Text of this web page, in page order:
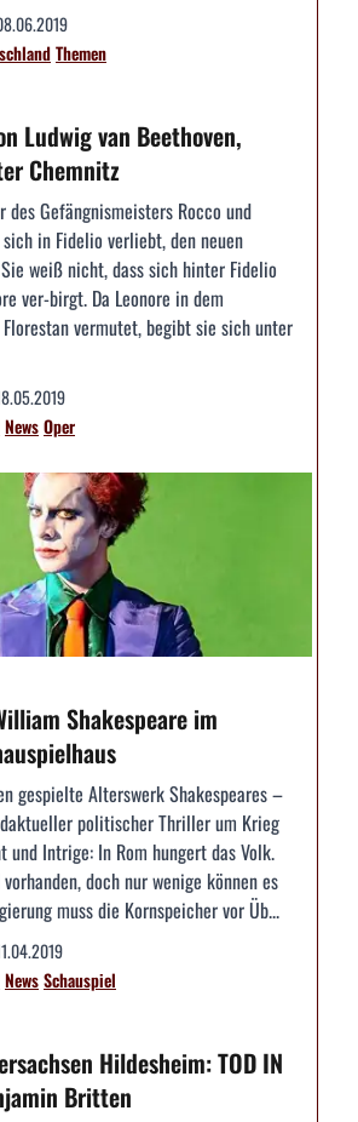
Themen
Ludwig van Beethoven,
Chemnitz
des Gefängnismeisters Rocco und
in Fidelio verliebt, den neuen
weiß nicht, dass sich hinter Fidelio
ver-birgt. Da Leonore in dem
vermutet, begibt sie sich unter
NewsOper
Shakespeare im
gespielte Alterswerk Shakespeares –
politischer Thriller um Krieg
und Intrige: In Rom hungert das Volk.
doch nur wenige können es
muss die Kornspeicher vor Üb...
NewsSchauspiel
Hildesheim: TOD IN
Britten